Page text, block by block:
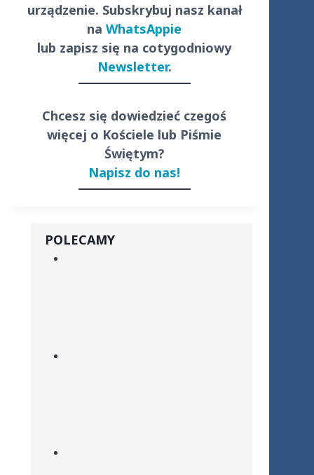
urządzenie. Subskrybuj nasz kanał
naWhatsAppie
lub zapisz się na cotygodniowy
Newsletter.
Chcesz się dowiedzieć czegoś
więcej o Kościele lub Piśmie
Świętym?
Napisz do nas!
POLECAMY